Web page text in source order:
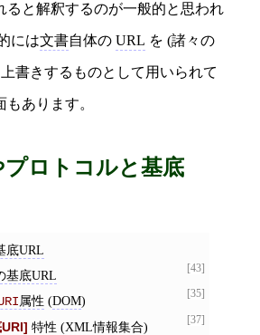
ると解釈するのが一般的と思われ
には文書自体の URL を (諸々の
書きするものとして用いられて
あります。
プロトコルと基底
[43]
底URL
[35]
基底URL
[37]
属性 (DOM)
特性 (XML情報集合)